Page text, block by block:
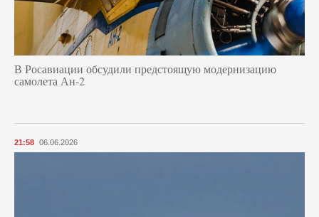
В Росавиации обсудили предстоящую модернизацию
самолета Ан-2
21:58 06.06.2026